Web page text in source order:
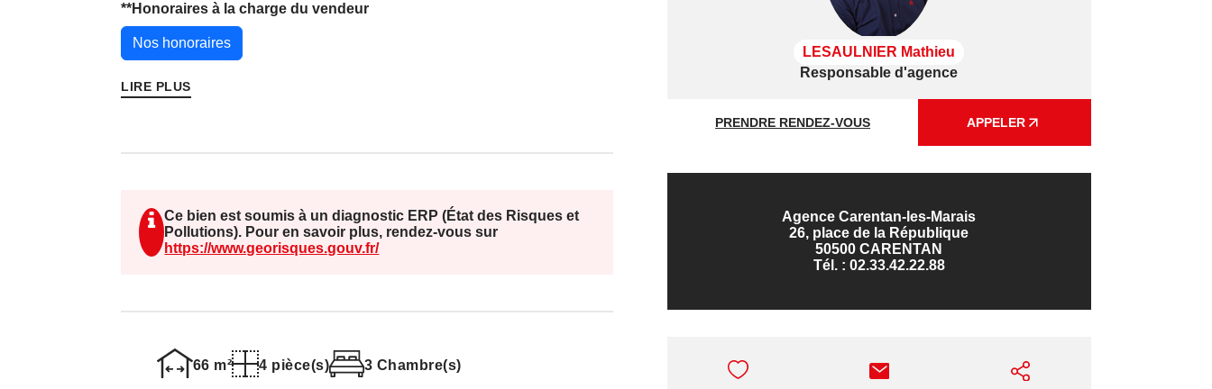
66 m² 4 pièce(s) 3 Chambre(s)
disponibles sur le site Géorisques : www.georisques.gouv.fr.
**Honoraires à la charge du vendeur
Nos honoraires
LIRE PLUS
Ce bien est soumis à un diagnostic ERP (État des Risques et
Pollutions). Pour en savoir plus, rendez-vous sur
https://www.georisques.gouv.fr/
LESAULNIER Mathieu
Responsable d'agence
APPELER
PRENDRE RENDEZ-VOUS
Agence Carentan-les-Marais
26, place de la République
50500 CARENTAN
Tél. : 02.33.42.22.88